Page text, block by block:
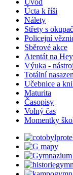
Úcta k říši
Nálety
Střety s
Policejní
Sběrové akce
Atentát na
Výuka -
Totální
Učebnice a
Maturita
Časopisy
Volný čas
Momentky